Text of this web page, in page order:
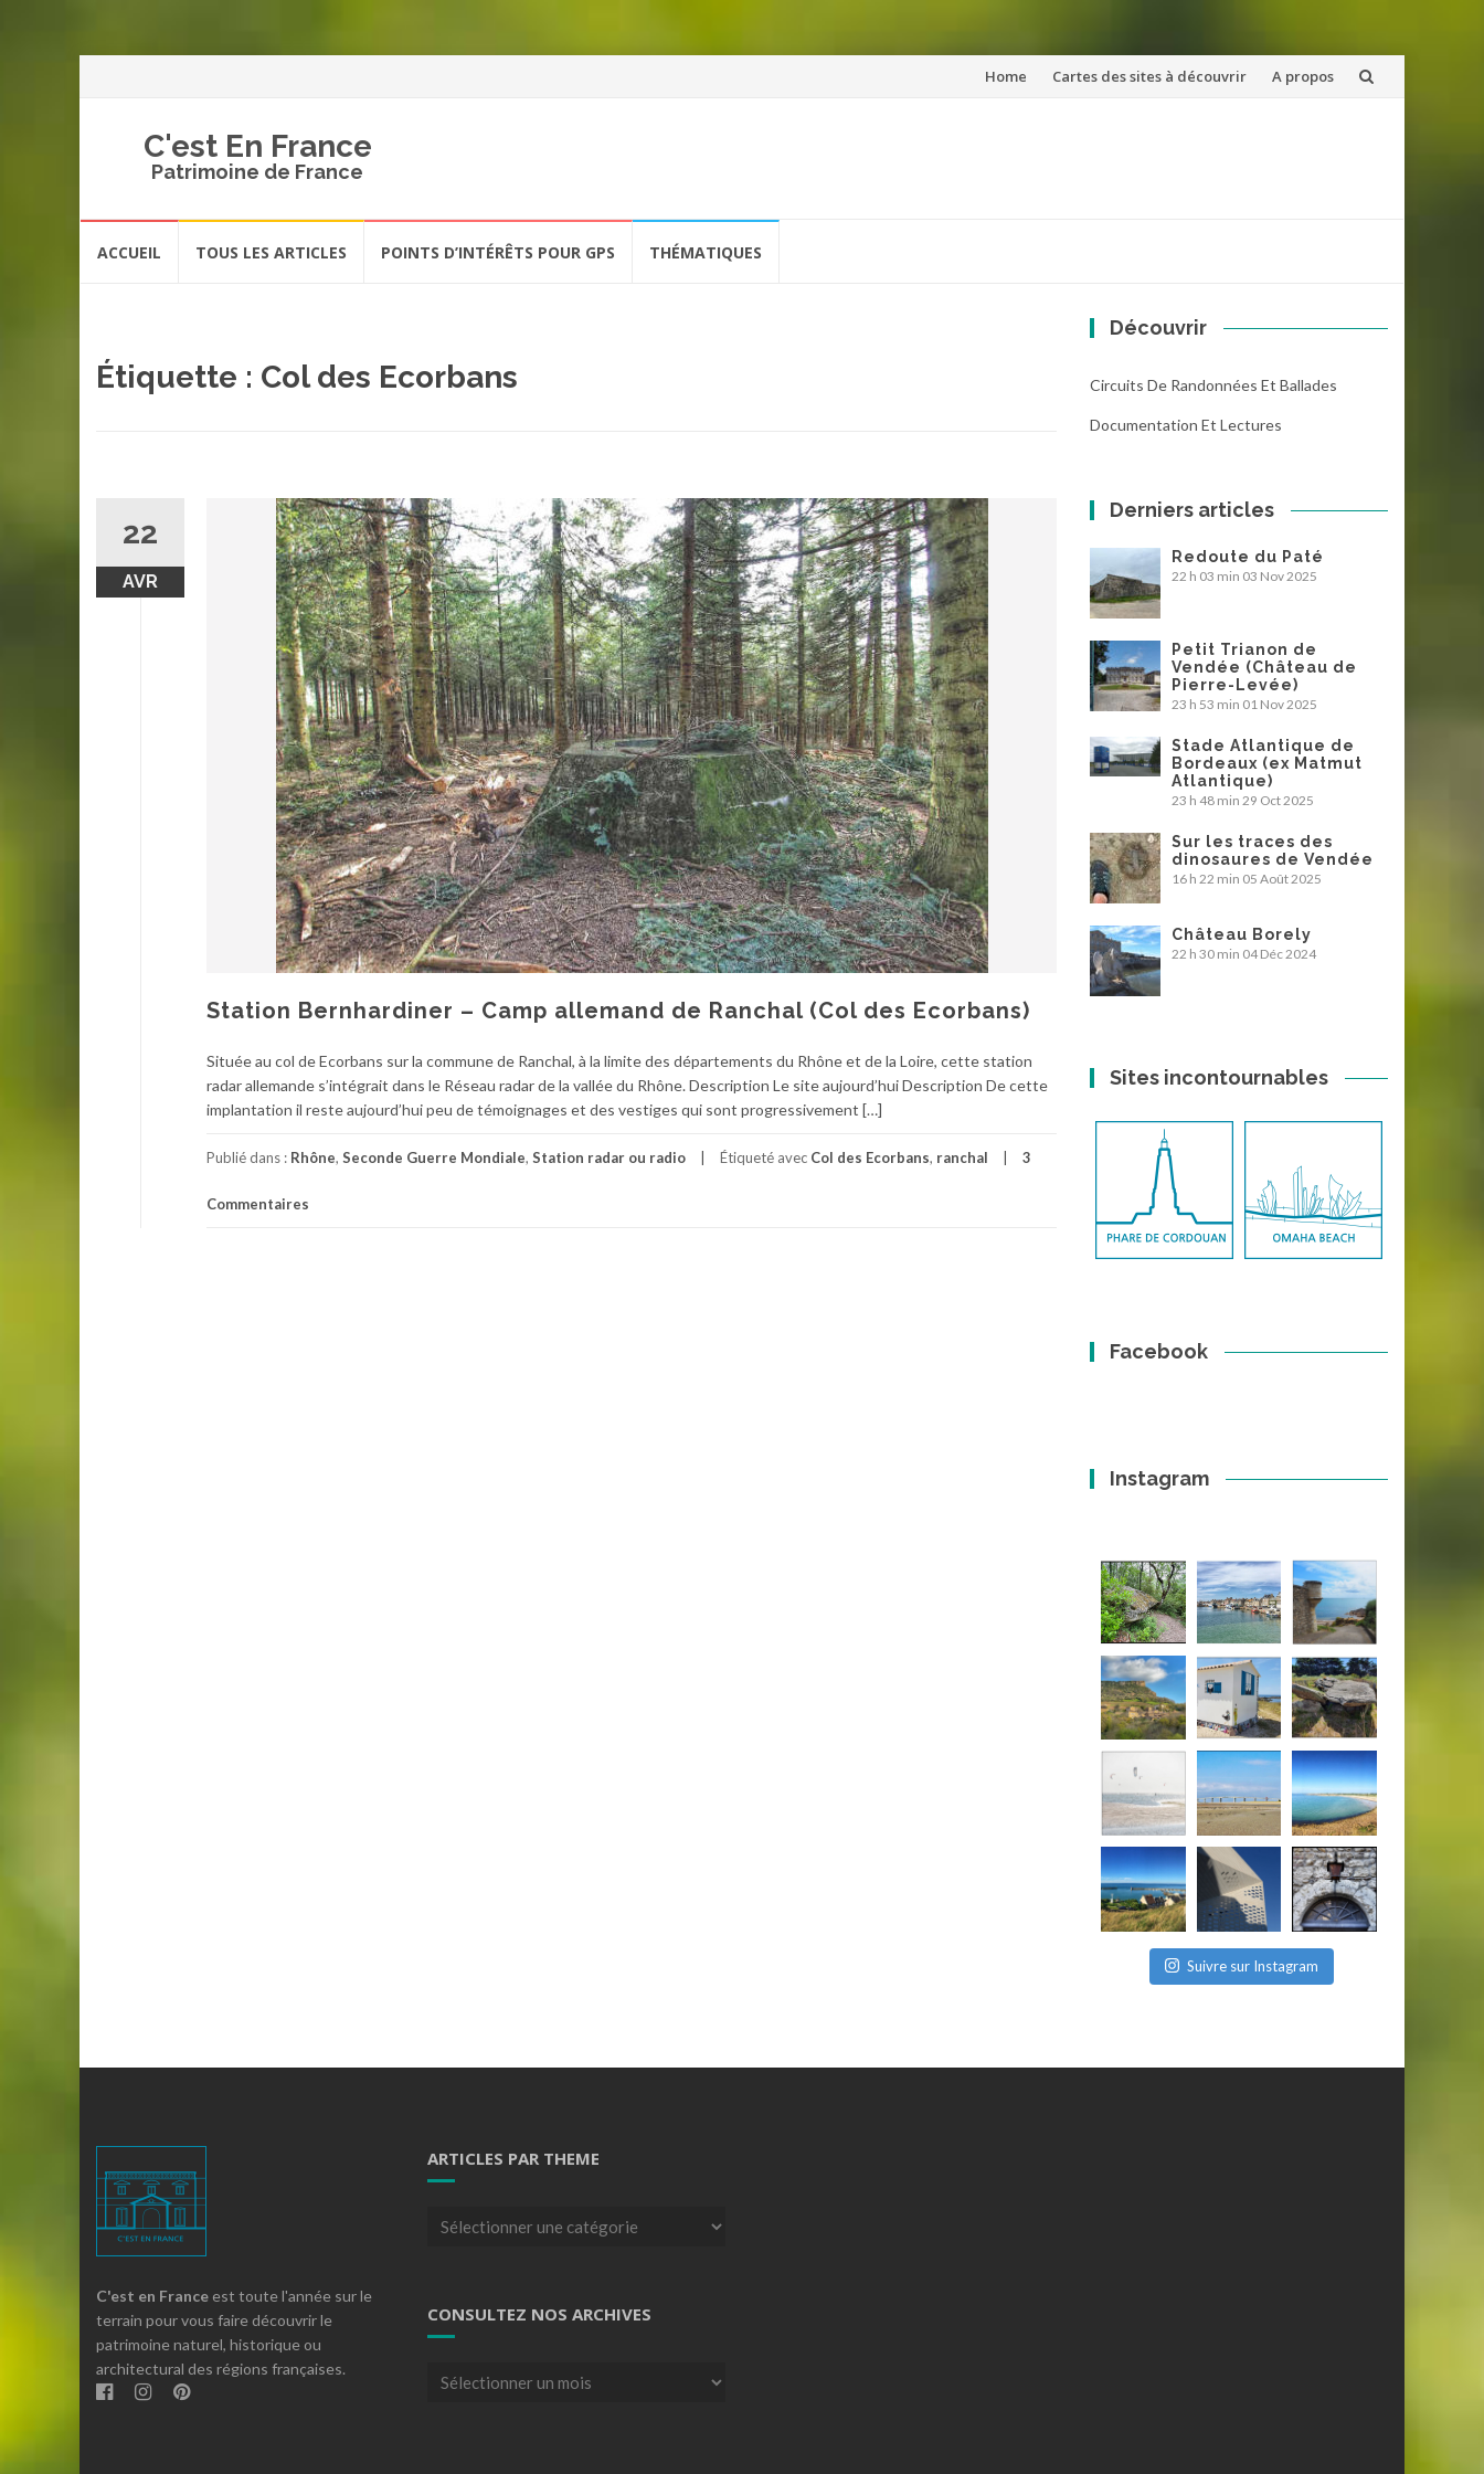
Aller
Home Cartes des sites à découvrir A propos
C'est En France
Patrimoine de France
ACCUEIL TOUS LES ARTICLES POINTS D’INTÉRÊTS POUR GPS THÉMATIQUES
Étiquette : Col des Ecorbans
22
AVR
Station Bernhardiner – Camp allemand de Ranchal (Col des Ecorbans)
Située au col de Ecorbans sur la commune de Ranchal, à la limite des départements du Rhône et de la Loire, cette station
radar allemande s’intégrait dans le Réseau radar de la vallée du Rhône. Description Le site aujourd’hui Description De cette
implantation il reste aujourd’hui peu de témoignages et des vestiges qui sont progressivement […]
Publié dans : Rhône, Seconde Guerre Mondiale, Station radar ou radio Étiqueté avec Col des Ecorbans, ranchal 3
Commentaires
Découvrir
Circuits De Randonnées Et Ballades
Documentation Et Lectures
Derniers articles
Redoute du Paté
22 h 03 min 03 Nov 2025
Petit Trianon de
Vendée (Château de
Pierre-Levée)
23 h 53 min 01 Nov 2025
Stade Atlantique de
Bordeaux (ex Matmut
Atlantique)
23 h 48 min 29 Oct 2025
Sur les traces des
dinosaures de Vendée
16 h 22 min 05 Août 2025
Château Borely
22 h 30 min 04 Déc 2024
Sites incontournables
Facebook
Instagram
Suivre sur Instagram
C'est en France est toute l'année sur le
terrain pour vous faire découvrir le
patrimoine naturel, historique ou
architectural des régions françaises.
ARTICLES PAR THEME
Articles
CONSULTEZ NOS ARCHIVES
Consultez